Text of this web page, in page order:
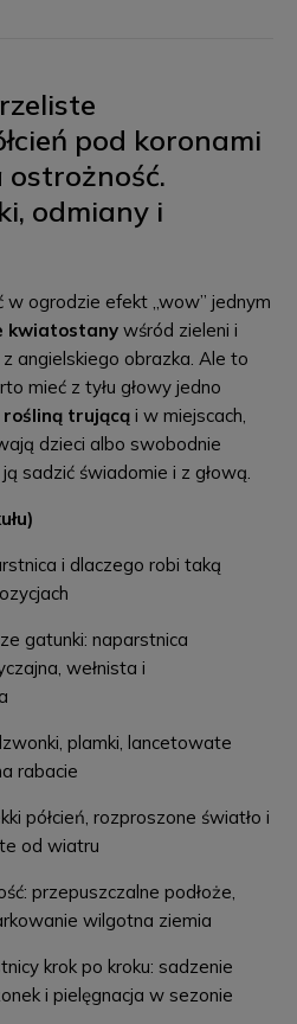
pod koronami
odmiany i
ogrodzie efekt „wow” jednym
kwiatostany wśród zieleni i
angielskiego obrazka. Ale to
mieć z tyłu głowy jedno
trującą i w miejscach,
dzieci albo swobodnie
sadzić świadomie i z głową.
i dlaczego robi taką
gatunki: naparstnica
wełnista i
plamki, lancetowate
rabacie
półcień, rozproszone światło i
od wiatru
przepuszczalne podłoże,
wilgotna ziemia
krok po kroku: sadzenie
i pielęgnacja w sezonie